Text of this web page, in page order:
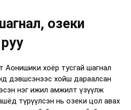
озеки
хоёр тусгай шагнал
дэвшсэнээс хойш дараалсан
нэг ижил амжилт үзүүлж
түрүүлсэн нь озеки цол авах